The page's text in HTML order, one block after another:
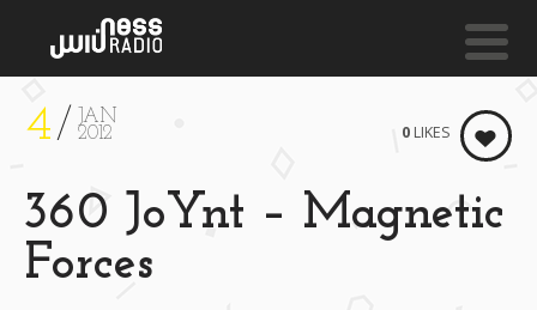
LADY LIKE FEAT. LEE GOMEZ **** LADY LIKE
Lyricl
NESS LIVE !
4
JAN
2012
360 JoYnt – Magnetic
Forces
0 LIKES